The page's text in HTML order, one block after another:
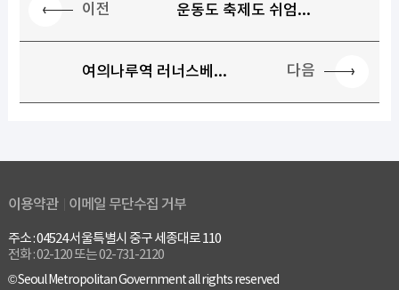
이전 운동도 축제도 쉬엄...
여의나루역 러너스베... 다음
이용약관 이메일 무단수집 거부
주소 : 04524 서울특별시 중구 세종대로 110
전화 : 02-120 또는 02-731-2120
© Seoul Metropolitan Government all rights reserved